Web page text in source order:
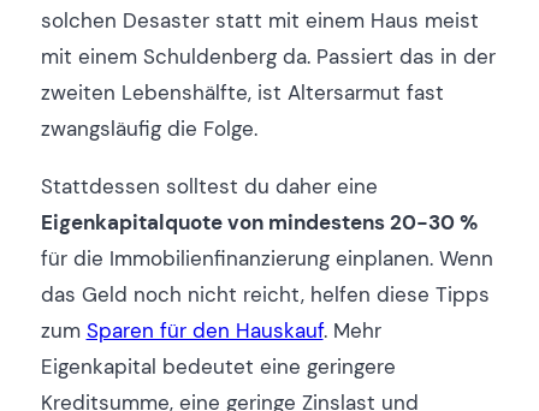
solchen Desaster statt mit einem Haus meist
mit einem Schuldenberg da. Passiert das in der
zweiten Lebenshälfte, ist Altersarmut fast
zwangsläufig die Folge.
Stattdessen solltest du daher eine
Eigenkapitalquote von mindestens 20-30 %
für die Immobilienfinanzierung einplanen. Wenn
das Geld noch nicht reicht, helfen diese Tipps
zum Sparen für den Hauskauf. Mehr
Eigenkapital bedeutet eine geringere
Kreditsumme, eine geringe Zinslast und